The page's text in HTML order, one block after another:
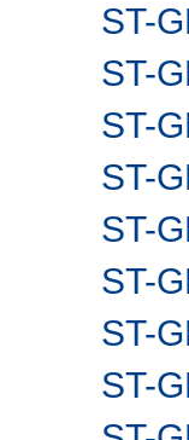
ST-
ST-
ST-
ST-
ST-
ST-
ST-
ST-